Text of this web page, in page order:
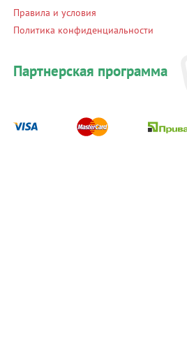
Правила и условия
Политика конфиденциальности
Партнерская программа